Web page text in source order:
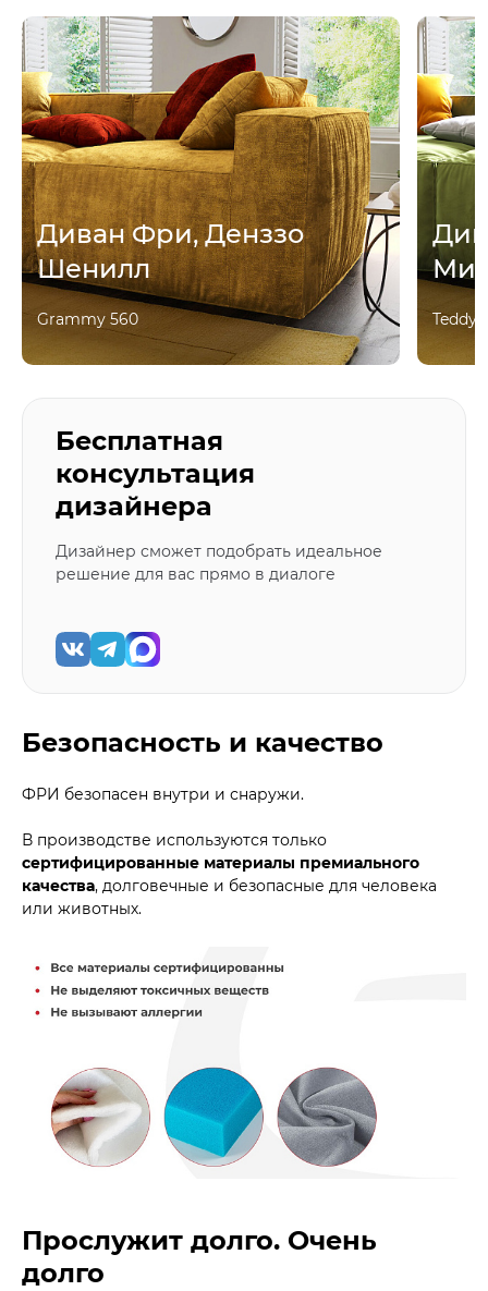
Диван Фри, Денззо
Шенилл
Grammy 560 Teddy
Бесплатная
консультация
дизайнера
Дизайнер сможет подобрать идеальное
решение для вас прямо в диалоге
Безопасность и качество
ФРИ безопасен внутри и снаружи.
В производстве используются только
сертифицированные материалы премиального
качества, долговечные и безопасные для человека
или животных.
Прослужит долго. Очень
долго